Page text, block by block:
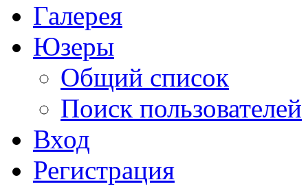
Галерея
Юзеры
Общий список
Поиск пользователей
Вход
Регистрация